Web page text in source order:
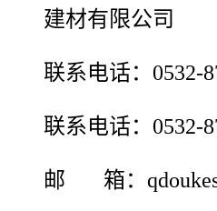
建材有限公司
联系电话：0532-
联系电话：0532-
邮 箱：